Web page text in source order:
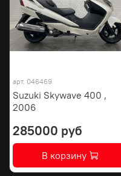
арт. 046469
Suzuki Skywave 400 ,
2006
285000 руб
В корзину